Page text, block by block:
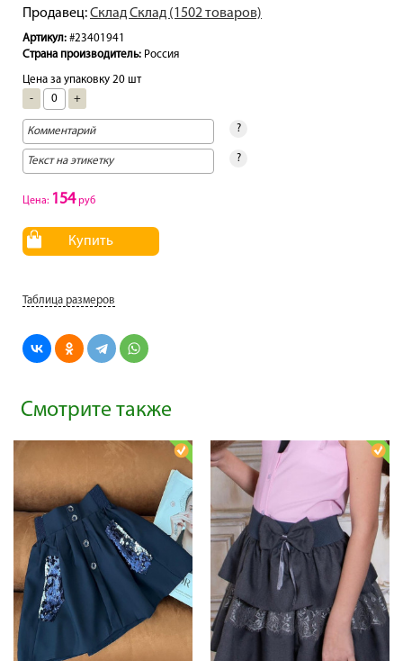
Продавец:Склад Склад (1502 товаров)
Артикул: #23401941
Страна производитель: Россия
Цена за упаковку 20 шт
-
+
?
?
Цена: 154руб
Купить
Таблица размеров
Смотрите также